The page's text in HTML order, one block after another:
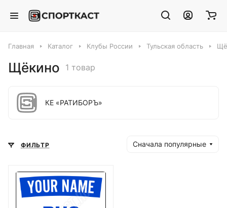
Главная Каталог Клубы России Тульская область
Щёкино 1 товар
КЕ «РАТИБОРЪ»
ФИЛЬТР Сначала популярные